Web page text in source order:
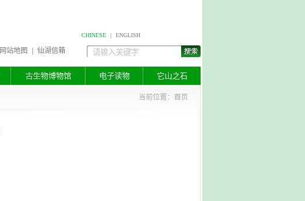
CHINESE | ENGLISH
网站地图 仙湖信箱
古生物博物馆 电子读物 它山之石
当前位置： 首页